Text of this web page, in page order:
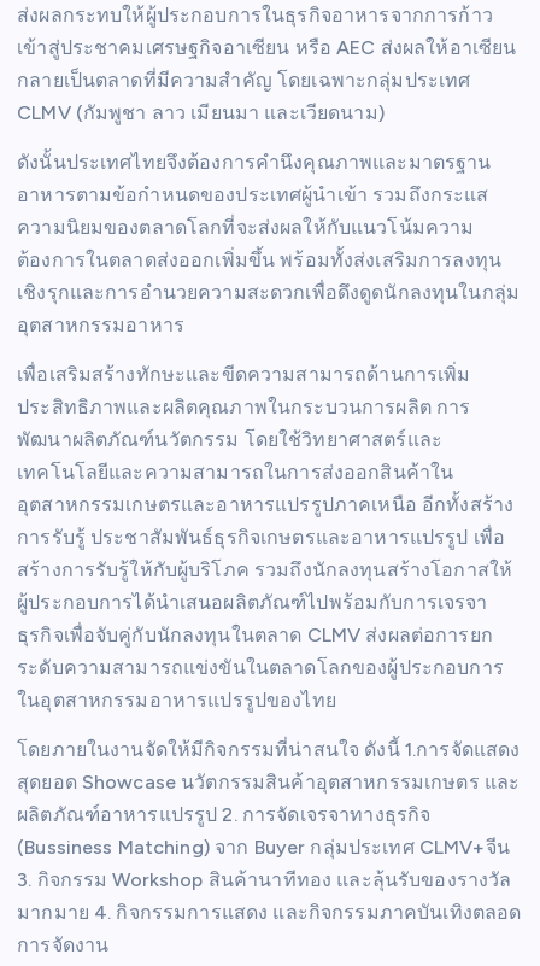
ส่งผลกระทบให้ผู้ประกอบการในธุรกิจอาหารจากการก้าว
เข้าสู่ประชาคมเศรษฐกิจอาเซียน หรือ AEC ส่งผลให้อาเซียน
กลายเป็นตลาดที่มีความสำคัญ โดยเฉพาะกลุ่มประเทศ
CLMV (กัมพูชา ลาว เมียนมา และเวียดนาม)
ดังนั้นประเทศไทยจึงต้องการคำนึงคุณภาพและมาตรฐาน
อาหารตามข้อกำหนดของประเทศผู้นำเข้า รวมถึงกระแส
ความนิยมของตลาดโลกที่จะส่งผลให้กับแนวโน้มความ
ต้องการในตลาดส่งออกเพิ่มขึ้น พร้อมทั้งส่งเสริมการลงทุน
เชิงรุกและการอำนวยความสะดวกเพื่อดึงดูดนักลงทุนในกลุ่ม
อุตสาหกรรมอาหาร
เพื่อเสริมสร้างทักษะและขีดความสามารถด้านการเพิ่ม
ประสิทธิภาพและผลิตคุณภาพในกระบวนการผลิต การ
พัฒนาผลิตภัณฑ์นวัตกรรม โดยใช้วิทยาศาสตร์และ
เทคโนโลยีและความสามารถในการส่งออกสินค้าใน
อุตสาหกรรมเกษตรและอาหารแปรรูปภาคเหนือ อีกทั้งสร้าง
การรับรู้ ประชาสัมพันธ์ธุรกิจเกษตรและอาหารแปรรูป เพื่อ
สร้างการรับรู้ให้กับผู้บริโภค รวมถึงนักลงทุนสร้างโอกาสให้
ผู้ประกอบการได้นำเสนอผลิตภัณฑ์ไปพร้อมกับการเจรจา
ธุรกิจเพื่อจับคู่กับนักลงทุนในตลาด CLMV ส่งผลต่อการยก
ระดับความสามารถแข่งขันในตลาดโลกของผู้ประกอบการ
ในอุตสาหกรรมอาหารแปรรูปของไทย
โดยภายในงานจัดให้มีกิจกรรมที่น่าสนใจ ดังนี้ 1.การจัดแสดง
สุดยอด Showcase นวัตกรรมสินค้าอุตสาหกรรมเกษตร และ
ผลิตภัณฑ์อาหารแปรรูป 2. การจัดเจรจาทางธุรกิจ
(Bussiness Matching) จาก Buyer กลุ่มประเทศ CLMV+จีน
3. กิจกรรม Workshop สินค้านาทีทอง และลุ้นรับของรางวัล
มากมาย 4. กิจกรรมการแสดง และกิจกรรมภาคบันเทิงตลอด
การจัดงาน